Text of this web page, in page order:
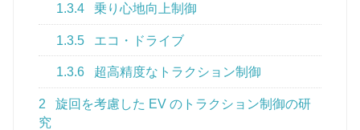
1.3.4 乗り心地向上制御
1.3.5 エコ・ドライブ
1.3.6 超高精度なトラクション制御
2
旋回を考慮した EV のトラクション制御の研
究